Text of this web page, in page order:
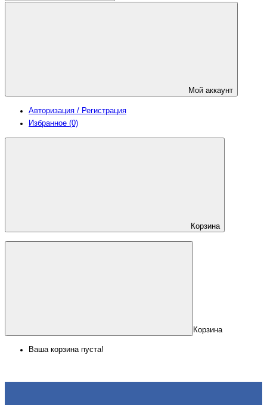
Мой аккаунт
Авторизация / Регистрация
Избранное (0)
Корзина
Корзина
Ваша корзина пуста!